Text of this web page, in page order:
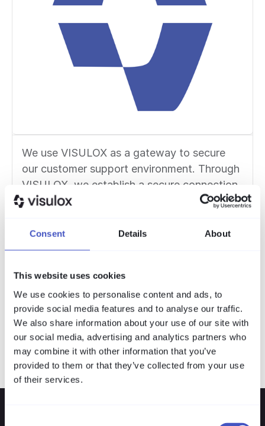
Consent Details About
This website uses cookies
We use cookies to personalise content and ads, to
provide social media features and to analyse our traffic.
We also share information about your use of our site with
our social media, advertising and analytics partners who
may combine it with other information that you’ve
provided to them or that they’ve collected from your use
of their services.
We use VISULOX as a gateway to secure
our customer support environment. Through
VISULOX, we establish a secure connection
with our customers to assist them in
provides a secure method with key and
video recording that meets the highest
quick and personal.
Duncan K.
Security Analyst